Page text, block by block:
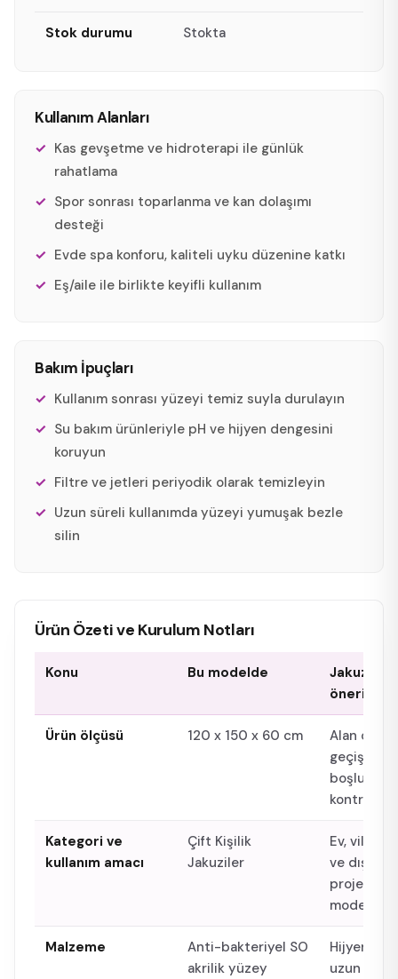
Stok durumu Stokta
Kullanım Alanları
Kas gevşetme ve hidroterapi ile günlük
rahatlama
Spor sonrası toparlanma ve kan dolaşımı
desteği
Evde spa konforu, kaliteli uyku düzenine katkı
Eş/aile ile birlikte keyifli kullanım
Bakım İpuçları
Kullanım sonrası yüzeyi temiz suyla durulayın
Su bakım ürünleriyle pH ve hijyen dengesini
koruyun
Filtre ve jetleri periyodik olarak temizleyin
Uzun süreli kullanımda yüzeyi yumuşak bezle
silin
Ürün Özeti ve Kurulum Notları
Konu Bu modelde
Jakuzi
önerisi
Ürün ölçüsü 120 x 150 x 60 cm
Alan
geçişi ve
boşluğu
kontrol
Kategori ve
kullanım amacı
Çift Kişilik
Jakuziler
Ev, villa,
ve dış
model
Malzeme
Anti-bakteriyel SO
akrilik yüzey
Hijyen,
uzun